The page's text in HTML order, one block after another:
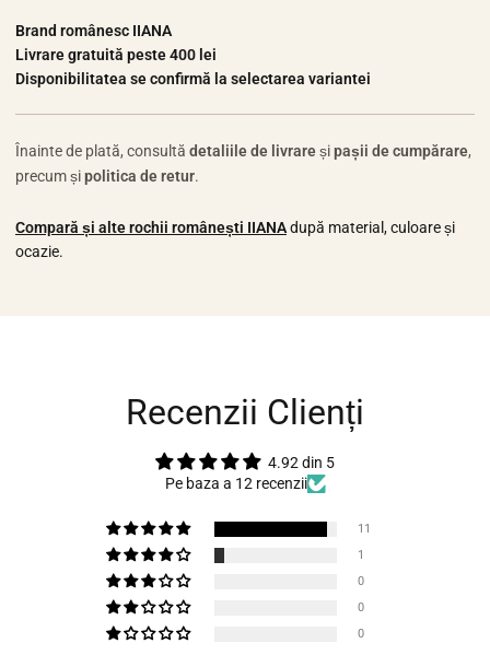
Brand românesc IIANA
Livrare gratuită peste 400 lei
Disponibilitatea se confirmă la selectarea variantei
Înainte de plată, consultă detaliile de livrare șipașii de cumpărare,
precum șipolitica de retur.
Compară și alte rochii românești IIANAdupă material, culoare și
ocazie.
Recenzii Clienți
4.92 din 5
Pe baza a 12 recenzii
11
1
0
0
0